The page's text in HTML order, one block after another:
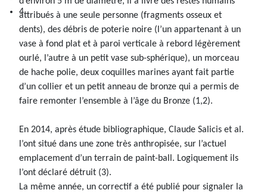
attribués à une seule personne (fragments osseux et
dents), des débris de poterie noire (l’un appartenant à un
vase à fond plat et à paroi verticale à rebord légèrement
ourlé, l’autre à un petit vase sub-sphérique), un morceau
de hache polie, deux coquilles marines ayant fait partie
d’un collier et un petit anneau de bronze qui a permis de
faire remonter l’ensemble à l’âge du Bronze (1,2).
En 2014, après étude bibliographique, Claude Salicis et al.
l’ont situé dans une zone très anthropisée, sur l’actuel
emplacement d’un terrain de paint-ball. Logiquement ils
l’ont déclaré détruit (3).
La même année, un correctif a été publié pour signaler la